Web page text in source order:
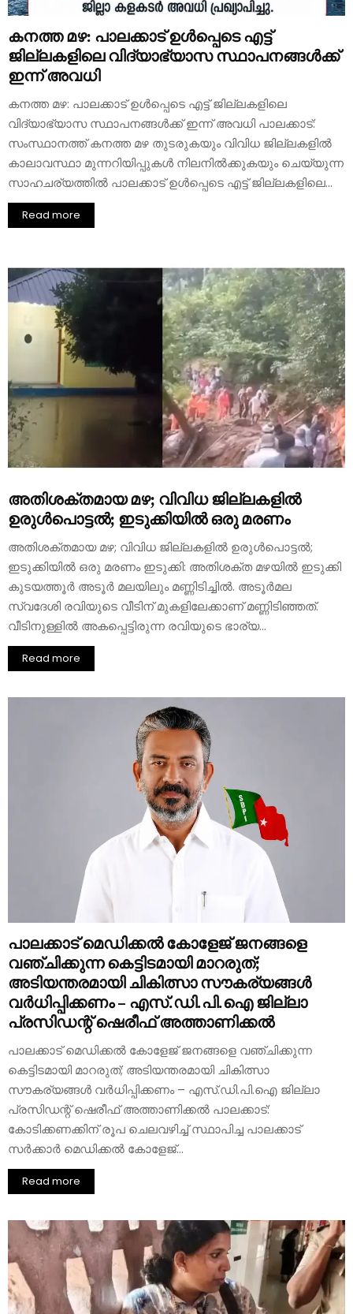
കനത്ത മഴ: പാലക്കാട് ഉൾപ്പെടെ എട്ട്
ജില്ലകളിലെ വിദ്യാഭ്യാസ സ്ഥാപനങ്ങൾക്ക്
ഇന്ന് അവധി
കനത്ത മഴ: പാലക്കാട് ഉൾപ്പെടെ എട്ട് ജില്ലകളിലെ
വിദ്യാഭ്യാസ സ്ഥാപനങ്ങൾക്ക് ഇന്ന് അവധി പാലക്കാട്:
സംസ്ഥാനത്ത് കനത്ത മഴ തുടരുകയും വിവിധ ജില്ലകളിൽ
കാലാവസ്ഥാ മുന്നറിയിപ്പുകൾ നിലനിൽക്കുകയും ചെയ്യുന്ന
സാഹചര്യത്തിൽ പാലക്കാട് ഉൾപ്പെടെ എട്ട് ജില്ലകളിലെ...
Read more
അതിശക്തമായ മഴ; വിവിധ ജില്ലകളിൽ
ഉരുൾപൊട്ടൽ; ഇടുക്കിയിൽ ഒരു മരണം
അതിശക്തമായ മഴ; വിവിധ ജില്ലകളിൽ ഉരുൾപൊട്ടൽ;
ഇടുക്കിയിൽ ഒരു മരണം ഇടുക്കി: അതിശക്ത മഴയിൽ ഇടുക്കി
കുടയത്തൂർ അടൂർ മലയിലും മണ്ണിടിച്ചിൽ. അടൂർമല
സ്വദേശി രവിയുടെ വീടിന് മുകളിലേക്കാണ് മണ്ണിടിഞ്ഞത്.
വീടിനുള്ളിൽ അകപ്പെട്ടിരുന്ന രവിയുടെ ഭാര്യ...
Read more
പാലക്കാട് മെഡിക്കൽ കോളേജ് ജനങ്ങളെ
വഞ്ചിക്കുന്ന കെട്ടിടമായി മാറരുത്;
അടിയന്തരമായി ചികിത്സാ സൗകര്യങ്ങൾ
വർധിപ്പിക്കണം – എസ്.ഡി.പി.ഐ ജില്ലാ
പ്രസിഡന്റ് ഷെരീഫ് അത്താണിക്കൽ
പാലക്കാട് മെഡിക്കൽ കോളേജ് ജനങ്ങളെ വഞ്ചിക്കുന്ന
കെട്ടിടമായി മാറരുത്; അടിയന്തരമായി ചികിത്സാ
സൗകര്യങ്ങൾ വർധിപ്പിക്കണം – എസ്.ഡി.പി.ഐ ജില്ലാ
പ്രസിഡന്റ് ഷെരീഫ് അത്താണിക്കൽ പാലക്കാട്:
കോടിക്കണക്കിന് രൂപ ചെലവഴിച്ച് സ്ഥാപിച്ച പാലക്കാട്
സർക്കാർ മെഡിക്കൽ കോളേജ്...
Read more